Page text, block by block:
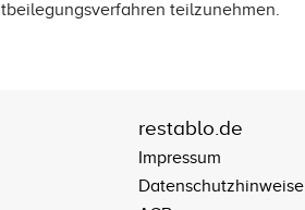
teilzunehmen.
restablo.de
Impressum
Datenschutzhinweise